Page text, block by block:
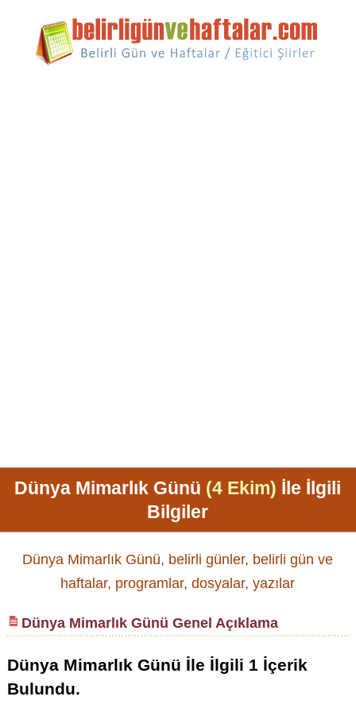
Dünya Mimarlık Günü (4 Ekim) İle İlgili
Bilgiler
Dünya Mimarlık Günü, belirli günler, belirli gün ve
haftalar, programlar, dosyalar, yazılar
Dünya Mimarlık Günü Genel Açıklama
Dünya Mimarlık Günü İle İlgili 1İçerik
Bulundu.